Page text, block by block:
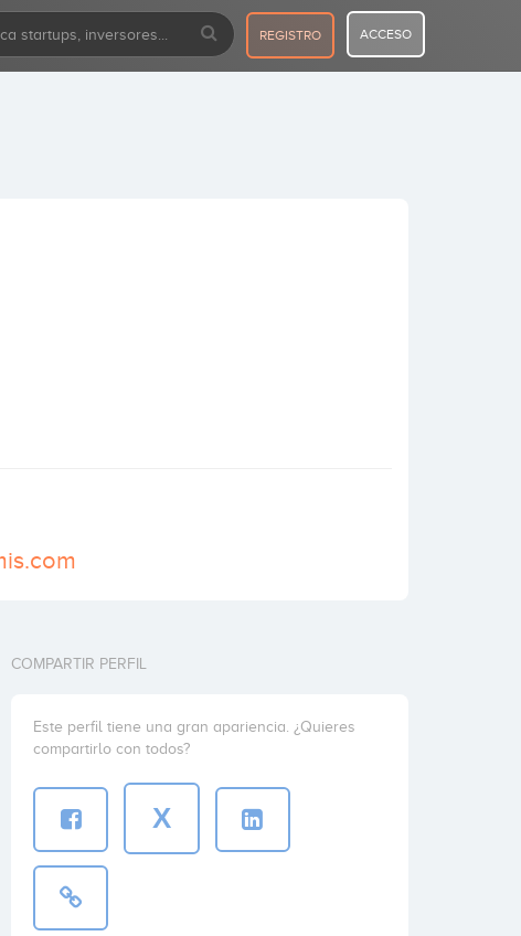
REGISTRO ACCESO
COMPARTIR PERFIL
Este perfil tiene una gran apariencia. ¿Quieres
compartirlo con todos?
X